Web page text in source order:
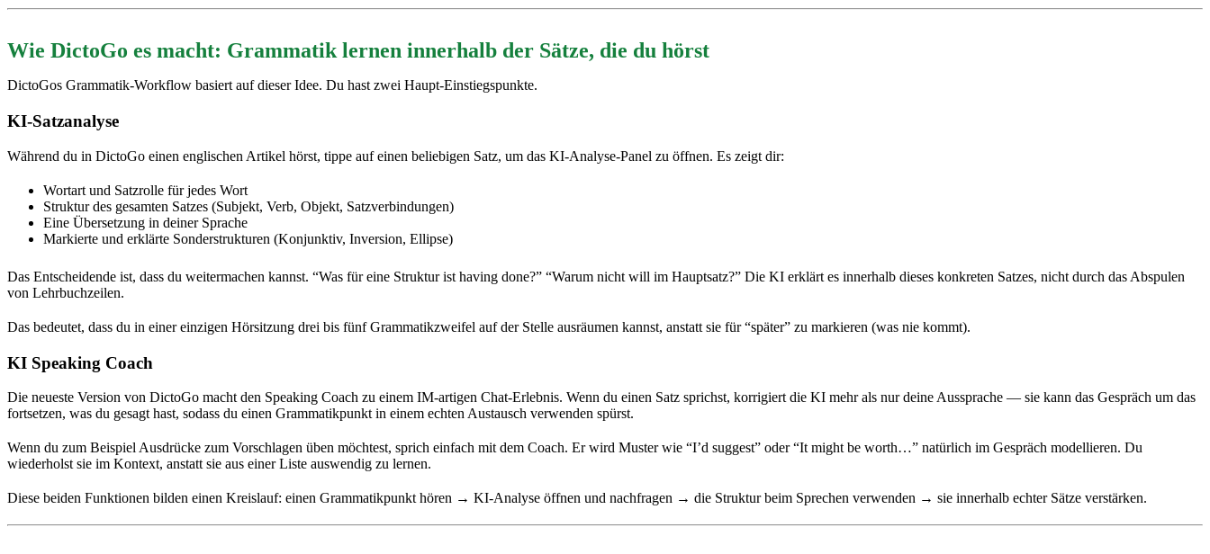
Wie DictoGo es macht: Grammatik lernen innerhalb der Sätze, die du hörst
DictoGos Grammatik-Workflow basiert auf dieser Idee. Du hast zwei Haupt-Einstiegspunkte.
KI-Satzanalyse
Während du in DictoGo einen englischen Artikel hörst, tippe auf einen beliebigen Satz, um das KI-Analyse-Panel zu öffnen. Es zeigt dir:
Wortart und Satzrolle für jedes Wort
Struktur des gesamten Satzes (Subjekt, Verb, Objekt, Satzverbindungen)
Eine Übersetzung in deiner Sprache
Markierte und erklärte Sonderstrukturen (Konjunktiv, Inversion, Ellipse)
Das Entscheidende ist, dass du weitermachen kannst. “Was für eine Struktur ist having done?” “Warum nicht will im Hauptsatz?” Die KI erklärt es innerhalb dieses konkreten Satzes, nicht durch das Abspulen
von Lehrbuchzeilen.
Das bedeutet, dass du in einer einzigen Hörsitzung drei bis fünf Grammatikzweifel auf der Stelle ausräumen kannst, anstatt sie für “später” zu markieren (was nie kommt).
KI Speaking Coach
Die neueste Version von DictoGo macht den Speaking Coach zu einem IM-artigen Chat-Erlebnis. Wenn du einen Satz sprichst, korrigiert die KI mehr als nur deine Aussprache — sie kann das Gespräch um das
fortsetzen, was du gesagt hast, sodass du einen Grammatikpunkt in einem echten Austausch verwenden spürst.
Wenn du zum Beispiel Ausdrücke zum Vorschlagen üben möchtest, sprich einfach mit dem Coach. Er wird Muster wie “I’d suggest” oder “It might be worth…” natürlich im Gespräch modellieren. Du
wiederholst sie im Kontext, anstatt sie aus einer Liste auswendig zu lernen.
Diese beiden Funktionen bilden einen Kreislauf: einen Grammatikpunkt hören → KI-Analyse öffnen und nachfragen → die Struktur beim Sprechen verwenden → sie innerhalb echter Sätze verstärken.